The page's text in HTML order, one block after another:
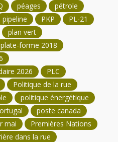
péages
pétrole
pipeline PKP
PL-21
plan vert
plate-forme 2018
2026
PLC
Politique de la rue
politique énergétique
poste canada
mai
Premières Nations
dans la rue